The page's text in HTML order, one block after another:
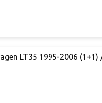
LT35 1995-2006